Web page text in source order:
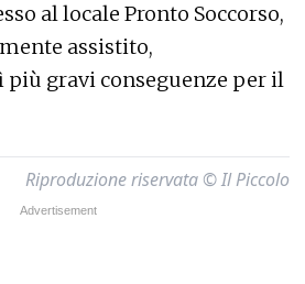
al locale Pronto Soccorso,
assistito,
più gravi conseguenze per il
Riproduzione riservata © Il Piccolo